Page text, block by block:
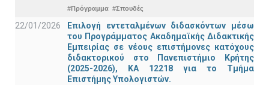
#Πρόγραμμα #Σπουδές
22/01/2026
Επιλογή εντεταλμένων διδασκόντων μέσω
του Προγράμματος Ακαδημαϊκής Διδακτικής
Εμπειρίας σε νέους επιστήμονες κατόχους
διδακτορικού στο Πανεπιστήμιο Κρήτης
(2025-2026), ΚΑ 12218 για το Τμήμα
Επιστήμης Υπολογιστών.